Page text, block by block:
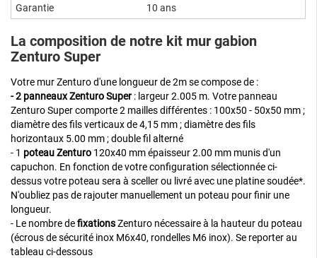
Garantie
10 ans
La composition de notre kit mur gabion
Zenturo Super
Votre mur Zenturo d'une longueur de 2m se compose de :
- 2 panneaux ZenturoSuper: largeur 2.005 m. Votre panneau
Zenturo Super comporte 2 mailles différentes : 100x50 - 50x50 mm ;
diamètre des fils verticaux de 4,15 mm ; diamètre des fils
horizontaux 5.00 mm ; double fil alterné
- 1 poteau Zenturo 120x40 mm épaisseur 2.00 mm munis d'un
capuchon. En fonction de votre configuration sélectionnée ci-
dessus votre poteau sera à sceller ou livré avec une platine soudée*.
N'oubliez pas de rajouter manuellement un poteau pour finir une
longueur.
- Le nombre defixationsZenturo nécessaire à la hauteur du poteau
(écrous de sécurité inox M6x40, rondelles M6 inox). Se reporter au
tableau ci-dessous